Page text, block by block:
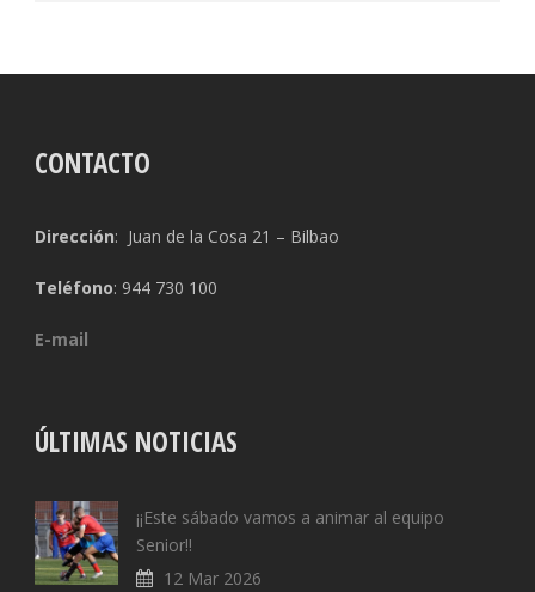
CONTACTO
Dirección: Juan de la Cosa 21 – Bilbao
Teléfono: 944 730 100
E-mail
ÚLTIMAS NOTICIAS
¡¡Este sábado vamos a animar al equipo
Senior!!
12 Mar 2026